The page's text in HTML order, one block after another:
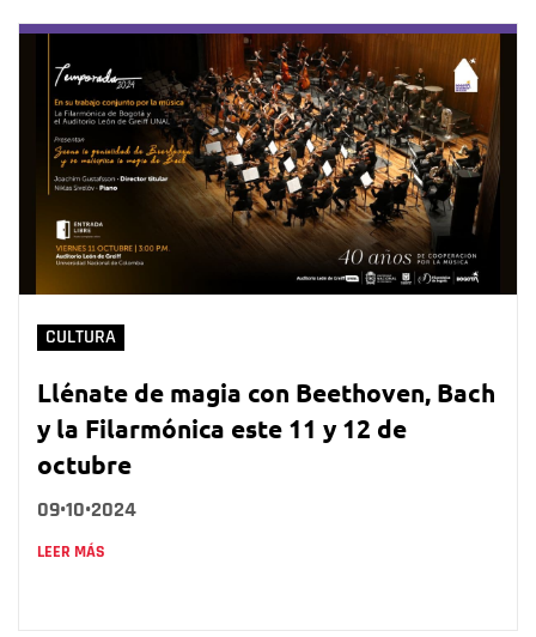
CULTURA
Llénate de magia con Beethoven, Bach
y la Filarmónica este 11 y 12 de
octubre
09•10•2024
LEER MÁS